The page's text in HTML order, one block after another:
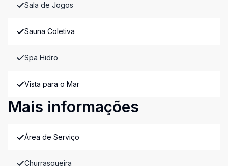
Sala de Jogos
Sauna Coletiva
Spa Hidro
Vista para o Mar
Mais informações
Área de Serviço
Churrasqueira